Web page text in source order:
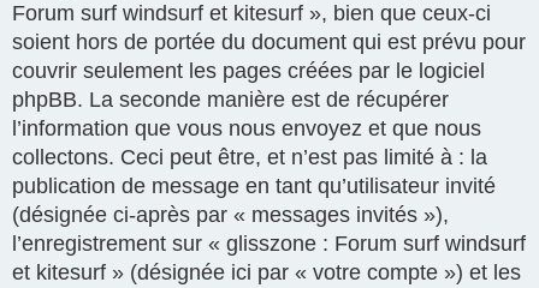
Forum surf windsurf et kitesurf », bien que ceux-ci
soient hors de portée du document qui est prévu pour
couvrir seulement les pages créées par le logiciel
phpBB. La seconde manière est de récupérer
l’information que vous nous envoyez et que nous
collectons. Ceci peut être, et n’est pas limité à : la
publication de message en tant qu’utilisateur invité
(désignée ci-après par « messages invités »),
l’enregistrement sur « glisszone : Forum surf windsurf
et kitesurf » (désignée ici par « votre compte ») et les